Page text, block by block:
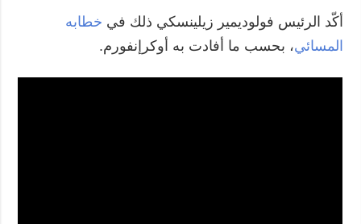
أكّد الرئيس فولوديمير زيلينسكي ذلك في خطابه
المسائي، بحسب ما أفادت به أوكرإنفورم.